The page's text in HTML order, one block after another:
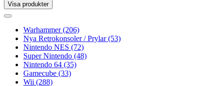
Visa produkter
Toggle
Toggle
navigationWarhammer(206)
Nya Retrokonsoler / Prylar(53)
Nintendo NES (72)
Super Nintendo (48)
Nintendo 64 (35)
Gamecube (33)
Wii (288)